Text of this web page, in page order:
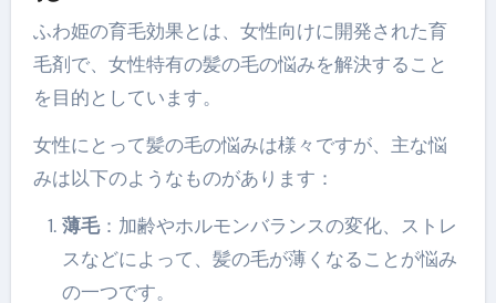
ふわ姫の育毛効果とは、女性向けに開発された育
毛剤で、女性特有の髪の毛の悩みを解決すること
を目的としています。
女性にとって髪の毛の悩みは様々ですが、主な悩
みは以下のようなものがあります：
薄毛：加齢やホルモンバランスの変化、ストレ
スなどによって、髪の毛が薄くなることが悩み
の一つです。